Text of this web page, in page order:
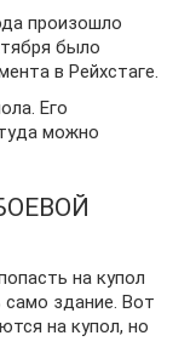
произошло
было
в Рейхстаге.
Его
можно
на купол
здание. Вот
на купол, но